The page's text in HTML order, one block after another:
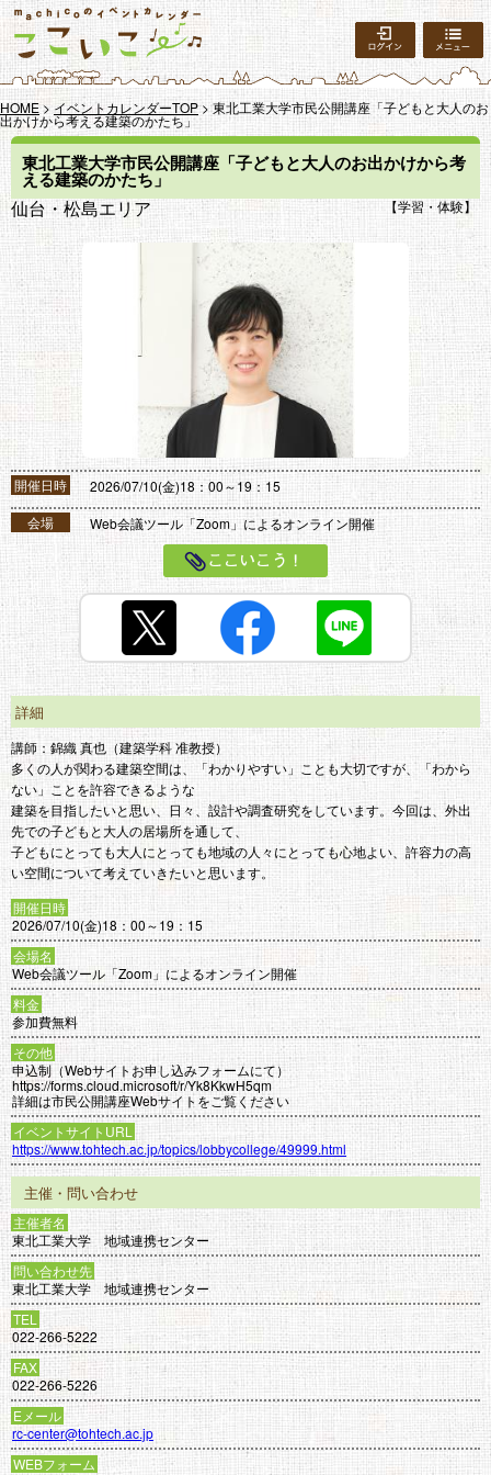
ログイン
HOME> イベントカレンダーTOP> 東北工業大学市民公開講座「子どもと大人のお
出かけから考える建築のかたち」
東北工業大学市民公開講座「子どもと大人のお出かけから考
える建築のかたち」
仙台・松島エリア
学習・体験
開催日時
2026/07/10(金)18：00～19：15
会場
Web会議ツール「Zoom」によるオンライン開催
ここいこう！
詳細
講師：錦織 真也（建築学科 准教授）
多くの人が関わる建築空間は、「わかりやすい」ことも大切ですが、「わから
ない」ことを許容できるような
建築を目指したいと思い、日々、設計や調査研究をしています。今回は、外出
先での子どもと大人の居場所を通して、
子どもにとっても大人にとっても地域の人々にとっても心地よい、許容力の高
い空間について考えていきたいと思います。
開催日時
2026/07/10(金)18：00～19：15
会場名
Web会議ツール「Zoom」によるオンライン開催
料金
参加費無料
その他
申込制（Webサイトお申し込みフォームにて）
https://forms.cloud.microsoft/r/Yk8KkwH5qm
詳細は市民公開講座Webサイトをご覧ください
イベントサイトURL
https://www.tohtech.ac.jp/topics/lobbycollege/49999.html
主催・問い合わせ
主催者名
東北工業大学 地域連携センター
問い合わせ先
東北工業大学 地域連携センター
TEL
022-266-5222
FAX
022-266-5226
Eメール
rc-center@tohtech.ac.jp
WEBフォーム